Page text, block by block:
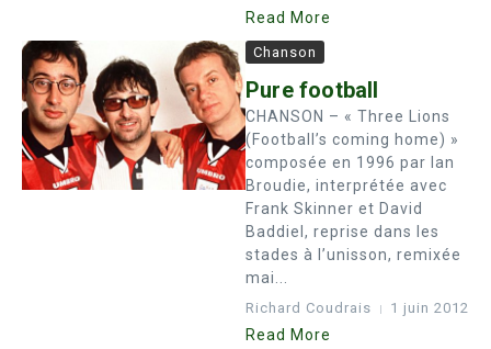
Read More
Chanson
Pure football
CHANSON – « Three Lions
(Football’s coming home) »
composée en 1996 par Ian
Broudie, interprétée avec
Frank Skinner et David
Baddiel, reprise dans les
stades à l’unisson, remixée
mai...
Richard Coudrais 1 juin 2012
Read More